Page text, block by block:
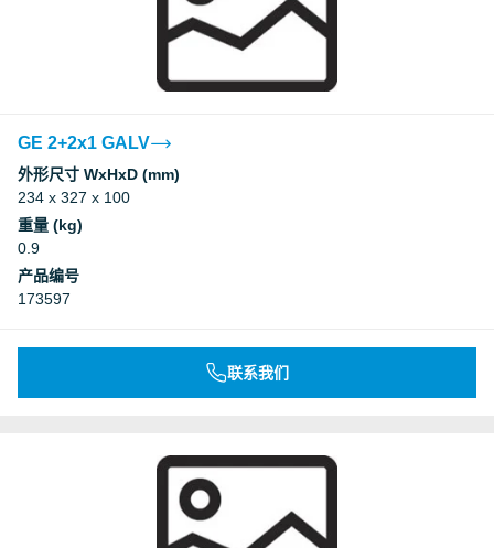
GE 2+2x1 GALV
外形尺寸 WxHxD (mm)
234 x 327 x 100
重量 (kg)
0.9
产品编号
173597
联系我们